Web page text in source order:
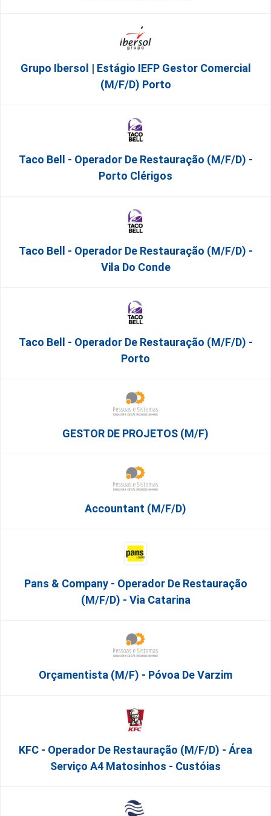
Grupo Ibersol | Estágio IEFP Gestor Comercial
(m/f/d) Porto
Taco Bell - Operador De Restauração (m/f/d) -
Porto Clérigos
Taco Bell - Operador De Restauração (m/f/d) -
Vila Do Conde
Taco Bell - Operador De Restauração (m/f/d) -
Porto
GESTOR DE PROJETOS (m/f)
Accountant (m/f/d)
Pans & Company - Operador De Restauração
(m/f/d) - Via Catarina
Orçamentista (m/f) - Póvoa De Varzim
KFC - Operador De Restauração (m/f/d) - Área
Serviço A4 Matosinhos - Custóias